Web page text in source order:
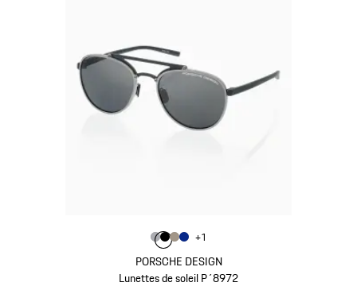
PORSCHE DESIGN
Lunettes de soleil P´8972
Couleur
Couleur Gris
CouleurNoir
Couleur
Couleur
+1